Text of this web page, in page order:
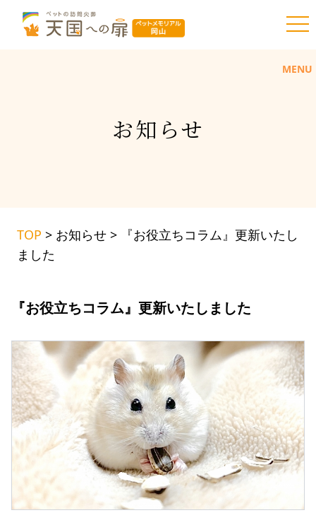
MENU
お知 らせ
TOP > お知らせ >
『お役立ちコラム』更新いたし
ました
『お役立ちコラム』更新いたしました